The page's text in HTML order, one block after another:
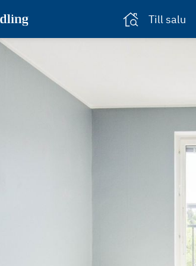
Till salu